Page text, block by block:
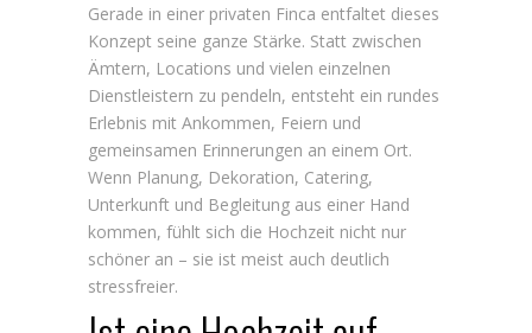
Gerade in einer privaten Finca entfaltet dieses
Konzept seine ganze Stärke. Statt zwischen
Ämtern, Locations und vielen einzelnen
Dienstleistern zu pendeln, entsteht ein rundes
Erlebnis mit Ankommen, Feiern und
gemeinsamen Erinnerungen an einem Ort.
Wenn Planung, Dekoration, Catering,
Unterkunft und Begleitung aus einer Hand
kommen, fühlt sich die Hochzeit nicht nur
schöner an – sie ist meist auch deutlich
stressfreier.